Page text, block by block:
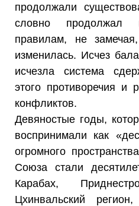
продолжали
словно продолжал
правилам, не
изменилась. Исчез
исчезла система
этого противоречия и
конфликтов.
Девяностые годы,
воспринимали как
огромного
Союза стали
Карабах,
Цхинвальский